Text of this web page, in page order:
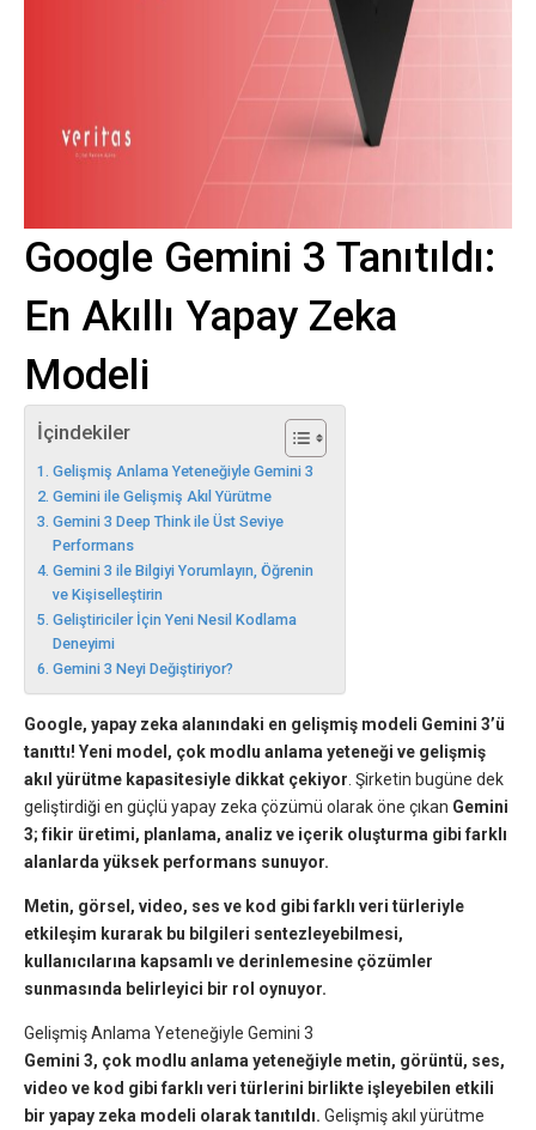
Google Gemini 3 Tanıtıldı:
En Akıllı Yapay Zeka
Modeli
İçindekiler
Gelişmiş Anlama Yeteneğiyle Gemini 3
Gemini ile Gelişmiş Akıl Yürütme
Gemini 3 Deep Think ile Üst Seviye
Performans
Gemini 3 ile Bilgiyi Yorumlayın, Öğrenin
ve Kişiselleştirin
Geliştiriciler İçin Yeni Nesil Kodlama
Deneyimi
Gemini 3 Neyi Değiştiriyor?
Google, yapay zeka alanındaki en gelişmiş modeli Gemini 3’ü
tanıttı! Yeni model, çok modlu anlama yeteneği ve gelişmiş
akıl yürütme kapasitesiyle dikkat çekiyor . Şirketin bugüne dek
geliştirdiği en güçlü yapay zeka çözümü olarak öne çıkan Gemini
3; fikir üretimi, planlama, analiz ve içerik oluşturma gibi farklı
alanlarda yüksek performans sunuyor.
Metin, görsel, video, ses ve kod gibi farklı veri türleriyle
etkileşim kurarak bu bilgileri sentezleyebilmesi,
kullanıcılarına kapsamlı ve derinlemesine çözümler
sunmasında belirleyici bir rol oynuyor.
Gelişmiş Anlama Yeteneğiyle Gemini 3
Gemini 3, çok modlu anlama yeteneğiyle metin, görüntü, ses,
video ve kod gibi farklı veri türlerini birlikte işleyebilen etkili
bir yapay zeka modeli olarak tanıtıldı. Gelişmiş akıl yürütme